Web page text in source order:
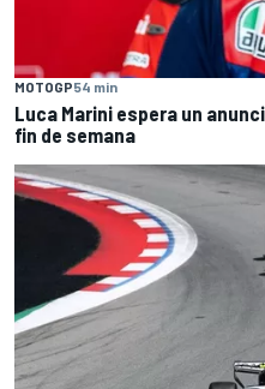
MOTOGP54 min
Luca Marini espera un
fin de semana